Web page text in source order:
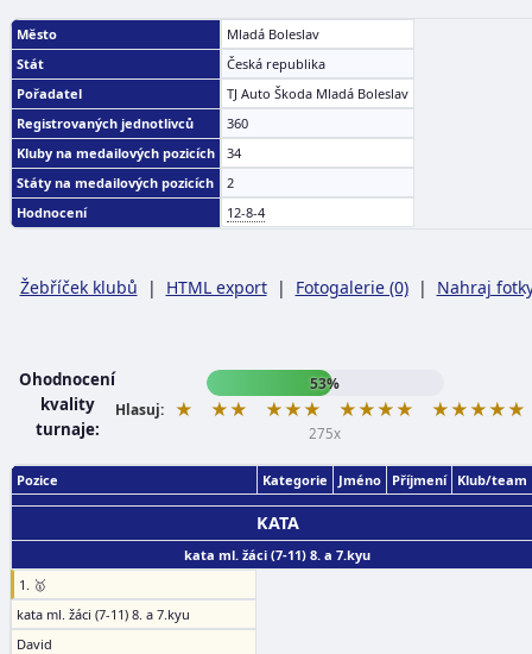
Město
Mladá Boleslav
Stát
Česká republika
Pořadatel
TJ Auto Škoda Mladá Boleslav
Registrovaných jednotlivců
360
Kluby na medailových pozicích
34
Státy na medailových pozicích
2
Hodnocení
12-8-4
Žebříček klubů | HTML export| Fotogalerie (0)| Nahraj
Ohodnocení
kvality
turnaje:
53%
Hlasuj:
★ ★★ ★★★ ★★★★ ★★★★★
275x
Pozice Kategorie Jméno Příjmení Klub/team
KATA
kata ml. žáci (7-11) 8. a 7.kyu
1. 🥇
kata ml. žáci (7-11) 8. a 7.kyu
David